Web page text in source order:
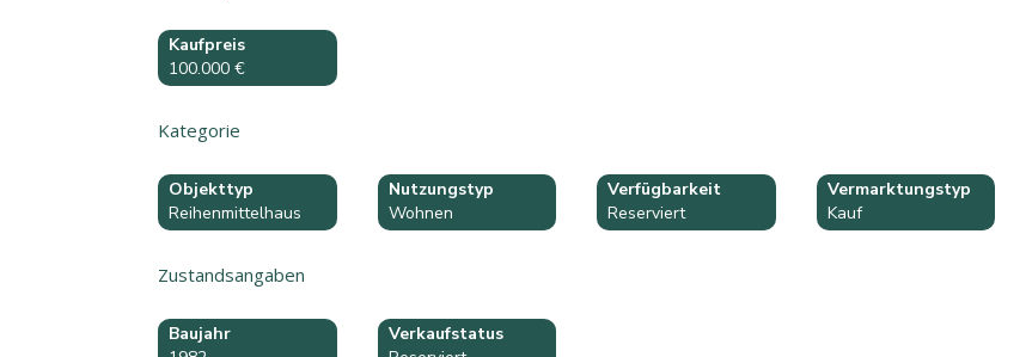
Kaufpreis
100.000 €
Kategorie
Objekttyp
Reihenmittelhaus
Nutzungstyp
Wohnen
Verfügbarkeit
Reserviert
Vermarktungstyp
Kauf
Zustandsangaben
Baujahr
Verkaufstatus